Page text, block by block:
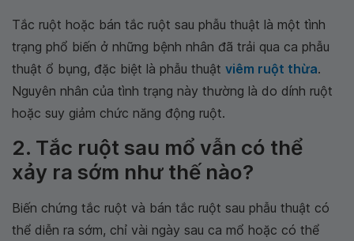
Tắc ruột hoặc bán tắc ruột sau phẫu thuật là một tình
trạng phổ biến ở những bệnh nhân đã trải qua ca phẫu
thuật ổ bụng, đặc biệt là phẫu thuật viêm ruột thừa.
Nguyên nhân của tình trạng này thường là do dính ruột
hoặc suy giảm chức năng động ruột.
2. Tắc ruột sau mổ vẫn có thể
xảy ra sớm như thế nào?
Biến chứng tắc ruột và bán tắc ruột sau phẫu thuật có
thể diễn ra sớm, chỉ vài ngày sau ca mổ hoặc có thể